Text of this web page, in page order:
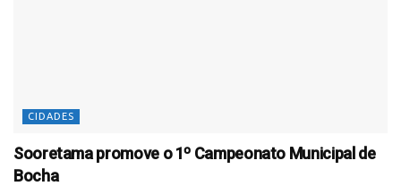
CIDADES
Sooretama promove o 1º Campeonato Municipal de
Bocha